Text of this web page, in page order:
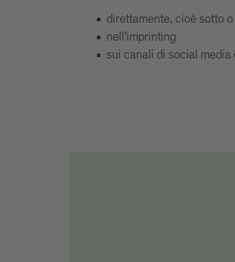
direttamente, cioè sotto
nell'imprinting
sui canali di social